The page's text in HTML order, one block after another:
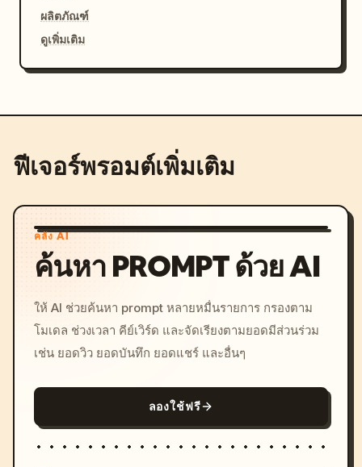
ผลิตภัณฑ์
ดูเพิ่มเติม
ฟีเจอร์พรอมต์เพิ่มเติม
คลัง AI
ค้นหา PROMPT ด้วย AI
ให้ AI ช่วยค้นหา prompt หลายหมื่นรายการ กรองตาม
โมเดล ช่วงเวลา คีย์เวิร์ด และจัดเรียงตามยอดมีส่วนร่วม
เช่น ยอดวิว ยอดบันทึก ยอดแชร์ และอื่นๆ
ลองใช้ฟรี